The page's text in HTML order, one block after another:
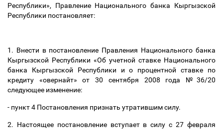
Республики», Правление Национального банка Кыргызской
Республики постановляет:
1. Внести в постановление Правления Национального банка
Кыргызской Республики «Об учетной ставке Национального
банка Кыргызской Республики и о процентной ставке по
кредиту «овернайт» от 30 сентября 2008 года №36/20
следующее изменение:
- пункт 4 Постановления признать утратившим силу.
2. Настоящее постановление вступает в силу с 27 февраля